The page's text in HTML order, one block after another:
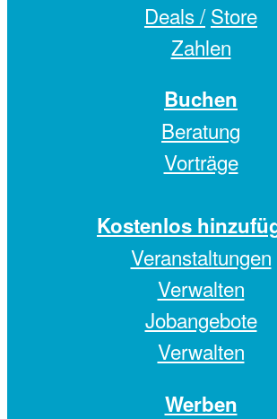
Deals / Store
Zahlen
Buchen
Beratung
Vorträge
Kostenlos
Veranstaltungen
Verwalten
Jobangebote
Verwalten
Werben